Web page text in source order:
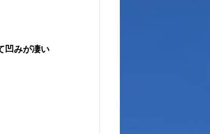
凹みが凄い